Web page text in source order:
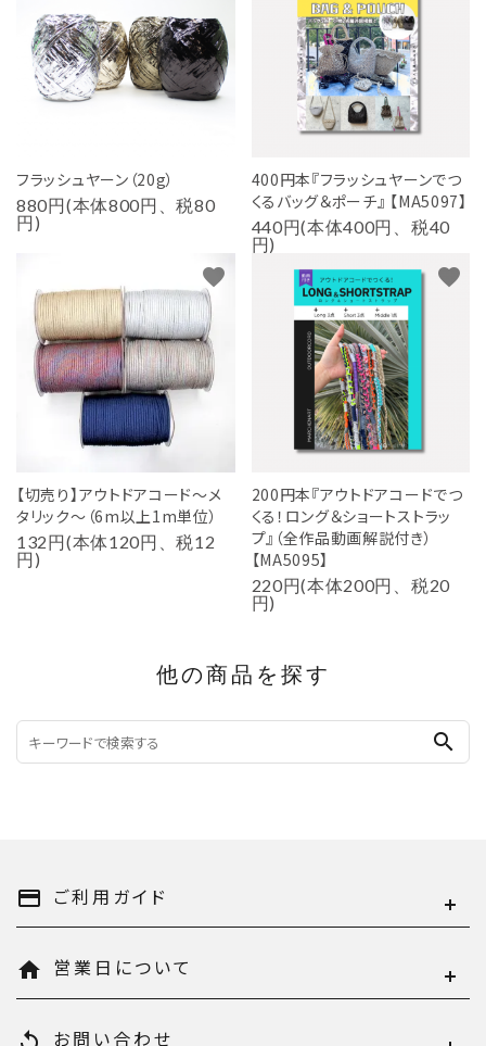
フラッシュヤーン（20g）
880円(本体800円、税80
円)
400円本『フラッシュヤーンでつ
くるバッグ＆ポーチ』 【MA5097】
440円(本体400円、税40
円)
【切売り】アウトドアコード～メ
タリック～（6m以上1m単位）
132円(本体120円、税12
円)
favorite
200円本『アウトドアコードでつ
くる！ロング＆ショートストラッ
プ』（全作品動画解説付き）
【MA5095】
220円(本体200円、税20
円)
favorite
他の商品を探す
search
payment ご利用ガイド
home 営業日について
お問い合わせ